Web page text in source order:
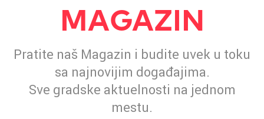
MAGAZIN
Pratite naš Magazin i budite uvek u toku
sa najnovijim događajima.
Sve gradske aktuelnosti na jednom
mestu.